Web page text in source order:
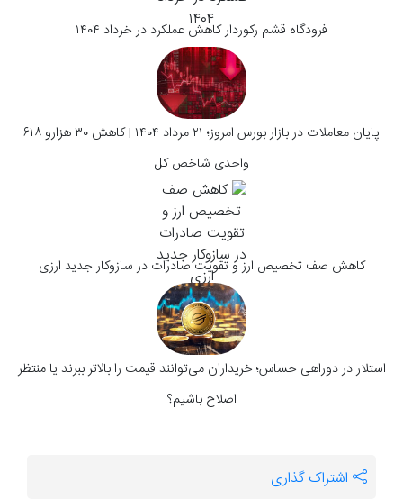
فرودگاه قشم رکوردار کاهش عملکرد در خرداد ۱۴۰۴
پایان معاملات در بازار بورس امروز؛ ۲۱ مرداد ۱۴۰۴ | کاهش ۳۰ هزارو ۶۱۸
واحدی شاخص کل
کاهش صف تخصیص ارز و تقویت صادرات در سازوکار جدید ارزی
استلار در دوراهی حساس؛ خریداران می‌توانند قیمت را بالاتر ببرند یا منتظر
اصلاح باشیم؟
اشتراک گذاری